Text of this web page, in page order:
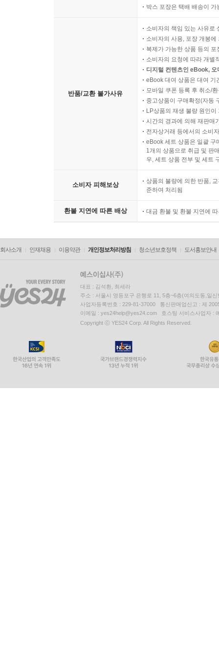
박스 포장은 택배 배송이
반품/교환 불가사유
소비자의 책임 있는 사유로
소비자의 사용, 포장 개봉
복제가 가능한 상품 등의
소비자의 요청에 따라 개별
디지털 컨텐츠인 eBook,
eBook 대여 상품은 대여 기
모바일 쿠폰 등록 후 취소/
중고상품이 구매확정(자동
LP상품의 재생 불량 원인
시간의 경과에 의해 재판매
전자상거래 등에서의 소비
eBook 세트 상품은 일괄 구
1개의 상품으로 취급 및 판
우, 세트 상품 전부 및 세트
소비자 피해보상
상품의 불량에 의한 반품,
준하여 처리됨
환불 지연에 따른 배상 대금 환불 및 환불 지연에
회사소개 인재채용 이용약관 개인정보처리방침 청소년보호정책 도서홍보안내
대표 : 김석환, 최세라
주소 : 서울시 영등포구 은행로 11, 5층~6층(여의도동,일신
사업자등록번호 : 229-81-37000 통신판매업신고 : 제
이메일 : yes24help@yes24.com 호스팅 서비스사업자 :
Copyright ⓒ YES24 Corp. All Rights Reserved.